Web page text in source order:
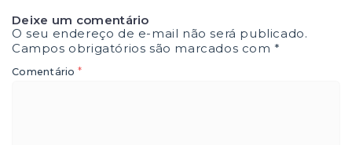
Deixe um comentário
O seu endereço de e-mail não será publicado.
Campos obrigatórios são marcados com*
Comentário *